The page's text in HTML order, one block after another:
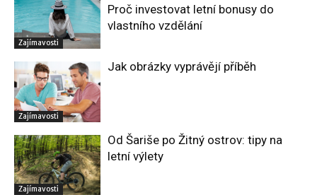
Zajímavosti
Proč investovat letní bonusy do
vlastního vzdělání
Zajímavosti
Jak obrázky vyprávějí příběh
Zajímavosti
Od Šariše po Žitný ostrov: tipy na
letní výlety